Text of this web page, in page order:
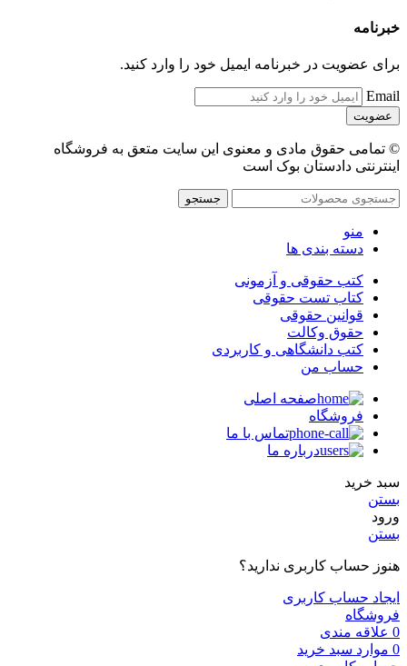
خبرنامه
برای عضویت در خبرنامه ایمیل خود را وارد کنید.
Email
© تمامی حقوق مادی و معنوی این سایت متعق به فروشگاه
اینترنتی دادستان بوک است
جستجو
منو
دسته بندی ها
کتب حقوقی و آزمونی
کتاب تست حقوقی
قوانین حقوقی
حقوق وکالت
کتب دانشگاهی و کاربردی
حساب من
صفحه اصلی
فروشگاه
تماس با ما
درباره ما
سبد خرید
بستن
ورود
بستن
هنوز حساب کاربری ندارید؟
ایجاد حساب کاربری
فروشگاه
0 علاقه مندی
0 موارد سبد خرید